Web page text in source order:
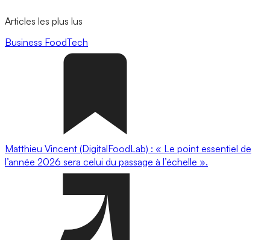
Articles les plus lus
Business FoodTech
Matthieu Vincent (DigitalFoodLab) : « Le point essentiel de
l’année 2026 sera celui du passage à l’échelle ».